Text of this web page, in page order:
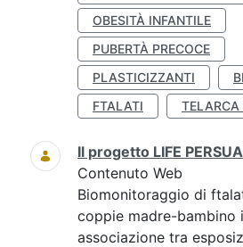
OBESITÀ INFANTILE
PUBERTÀ PRECOCE
PLASTICIZZANTI
FTALATI
TELARCA
Il progetto LIFE
Contenuto Web
Biomonitoraggio di
coppie madre-bambino
associazione tra